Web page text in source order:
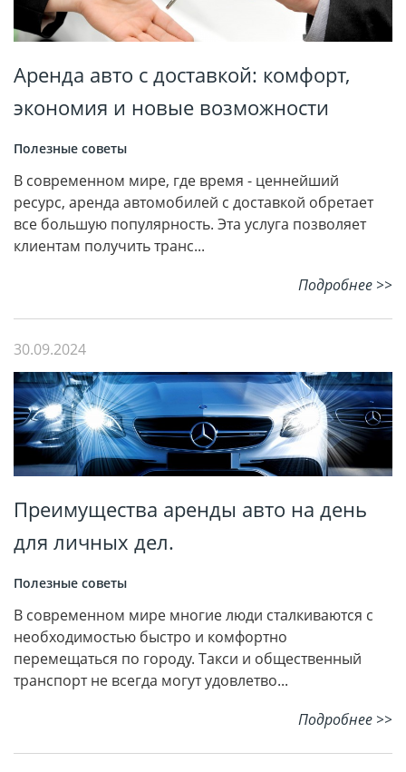
Аренда авто с доставкой: комфорт,
экономия и новые возможности
Полезные советы
В современном мире, где время - ценнейший
ресурс, аренда автомобилей с доставкой обретает
все большую популярность. Эта услуга позволяет
клиентам получить транс...
Подробнее >>
30.09.2024
Преимущества аренды авто на день
для личных дел.
Полезные советы
В современном мире многие люди сталкиваются с
необходимостью быстро и комфортно
перемещаться по городу. Такси и общественный
транспорт не всегда могут удовлетво...
Подробнее >>